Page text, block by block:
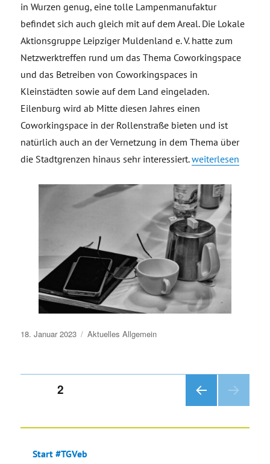
in Wurzen genug, eine tolle Lampenmanufaktur
befindet sich auch gleich mit auf dem Areal. Die Lokale
Aktionsgruppe Leipziger Muldenland e. V. hatte zum
Netzwerktreffen rund um das Thema Coworkingspace
und das Betreiben von Coworkingspaces in
Kleinstädten sowie auf dem Land eingeladen.
Eilenburg wird ab Mitte diesen Jahres einen
Coworkingspace in der Rollenstraße bieten und ist
natürlich auch an der Vernetzung in dem Thema über
die Stadtgrenzen hinaus sehr interessiert.„Netzwerktreffen
weiterlesen
Veröffentlicht
18. Januar 2023 Aktuelles Allgemein
Seitennummerierung
Beiträge
HERI
SEITE2
Start #TGVeb